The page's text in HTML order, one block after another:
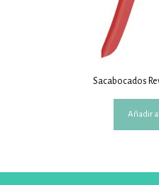
Sacabocados
Añadir